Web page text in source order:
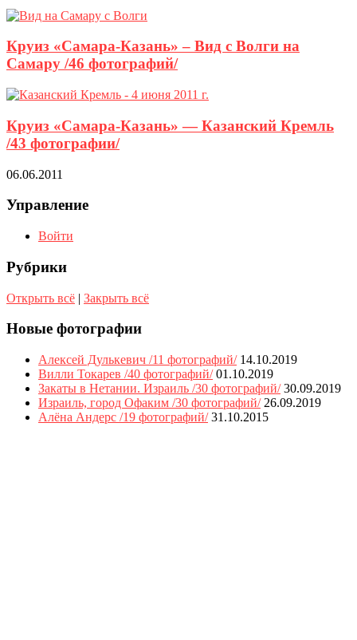
Круиз «Самара-Казань» – Вид с Волги на
Самару /46 фотографий/
Круиз «Самара-Казань» — Казанский Кремль
/43 фотографии/
06.06.2011
Управление
Войти
Рубрики
Открыть всё | Закрыть всё
Новые фотографии
Алексей Дулькевич /11 фотографий/ 14.10.2019
Вилли Токарев /40 фотографий/ 01.10.2019
Закаты в Нетании. Израиль /30 фотографий/ 30.09.2019
Израиль, город Офаким /30 фотографий/ 26.09.2019
Алёна Андерс /19 фотографий/ 31.10.2015